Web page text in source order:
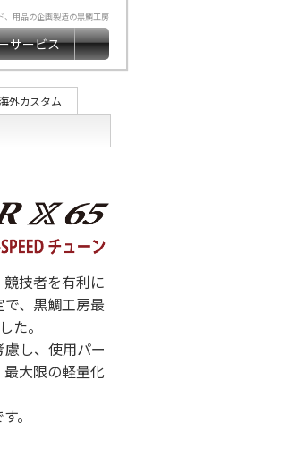
、用品の企画製造の黒鯛工房
サービス
外カスタム
技者を有利に
、黒鯛工房最
た。
し、使用パー
大限の軽量化
。